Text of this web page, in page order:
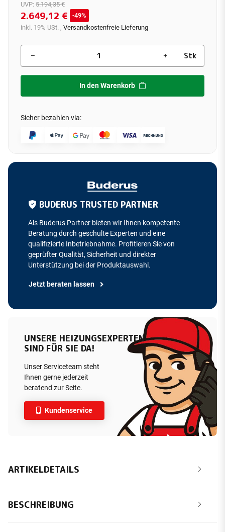
UVP: 5.194,35 €
2.649,12 €
49%
inkl. 19% USt. , Versandkostenfreie Lieferung
Stk
In den Warenkorb
Sicher bezahlen via:
BUDERUS TRUSTED PARTNER
Als Buderus Partner bieten wir Ihnen kompetente
Beratung durch geschulte Experten und eine
qualifizierte Inbetriebnahme. Profitieren Sie von
geprüfter Qualität, Sicherheit und direkter
Unterstützung bei der Produktauswahl.
Jetzt beraten lassen
UNSERE HEIZUNGSEXPERTEN
SIND FÜR SIE DA!
Unser Serviceteam steht
Ihnen gerne jederzeit
beratend zur Seite.
Kundenservice
ARTIKELDETAILS
BESCHREIBUNG